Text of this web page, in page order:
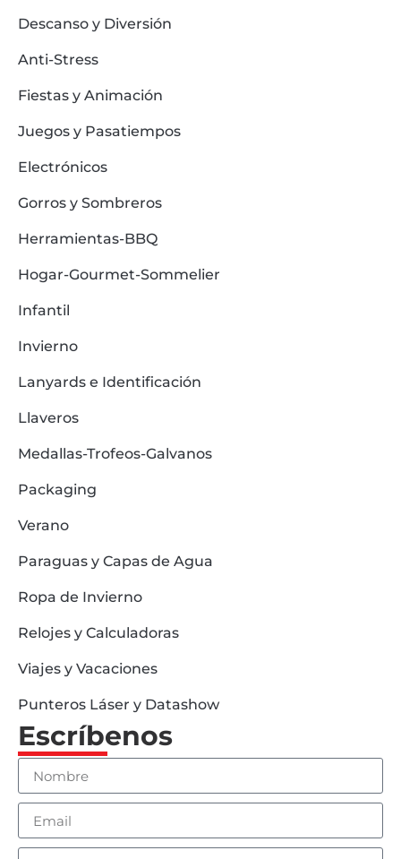
Descanso y Diversión
Anti-Stress
Fiestas y Animación
Juegos y Pasatiempos
Electrónicos
Gorros y Sombreros
Herramientas-BBQ
Hogar-Gourmet-Sommelier
Infantil
Invierno
Lanyards e Identificación
Llaveros
Medallas-Trofeos-Galvanos
Packaging
Verano
Paraguas y Capas de Agua
Ropa de Invierno
Relojes y Calculadoras
Viajes y Vacaciones
Punteros Láser y Datashow
Escríbenos